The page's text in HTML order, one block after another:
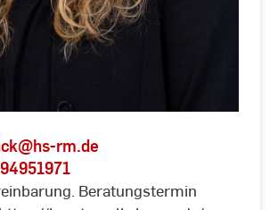
@hs-rm.de
Beratungstermin